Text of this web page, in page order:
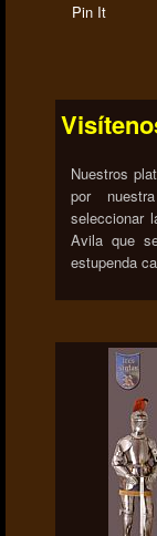
Pin It
Nuestros
por
seleccionar
Avila que
estupenda